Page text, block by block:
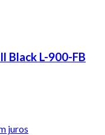
Black L-900-FB
juros